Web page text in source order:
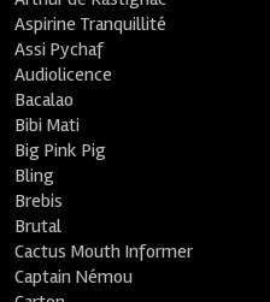
Aspirine Tranquillité
Assi Pychaf
Audiolicence
Bacalao
Bibi Mati
Big Pink Pig
Bling
Brebis
Brutal
Cactus Mouth Informer
Captain Némou